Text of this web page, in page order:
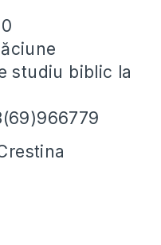
studiu biblic la